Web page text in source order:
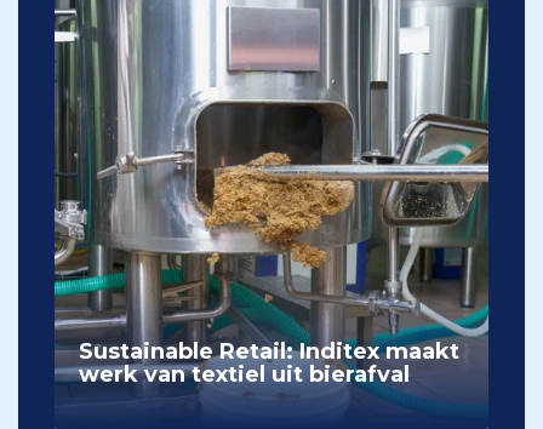
Sustainable Retail: Inditex maakt
werk van textiel uit bierafval